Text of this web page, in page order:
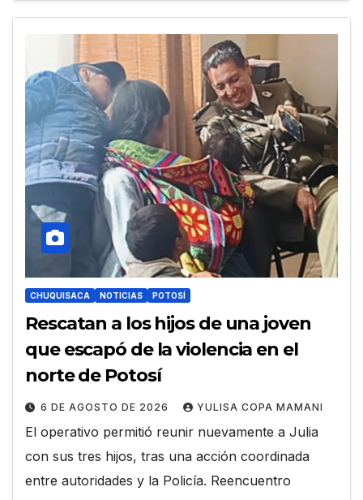
CHUQUISACA NOTICIAS POTOSÍ
Rescatan a los hijos de una joven
que escapó de la violencia en el
norte de Potosí
6 DE AGOSTO DE 2026 YULISA COPA MAMANI
El operativo permitió reunir nuevamente a Julia
con sus tres hijos, tras una acción coordinada
entre autoridades y la Policía. Reencuentro